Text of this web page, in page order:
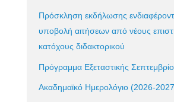
Πρόσκληση εκδήλωσης
υποβολή αιτήσεων από νέους
κατόχους διδακτορικού
Πρόγραμμα Εξεταστικής
Ακαδημαϊκό Ημερολόγιο (2026-